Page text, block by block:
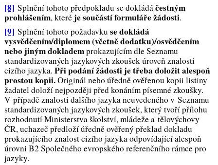
[8] Splnění tohoto předpokladu se dokládáčestným
prohlášením, které je součástí formuláře žádosti.
[9] Splnění tohoto požadavku se dokládá
vysvědčením/diplomem (včetně dodatku)/osvědčením
nebo jiným doklademprokazujícím dle Seznamu
standardizovaných jazykových zkoušek úroveň znalosti
cizího jazyka. Při podání žádosti je třeba doložit alespoň
prostou kopii.Originál nebo úředně ověřenou kopii listiny
žadatel doloží nejpozději před konáním písemné zkoušky.
V případě znalosti dalšího jazyka neuvedeného v Seznamu
standardizovaných jazykových zkoušek, který tvoří přílohu
rozhodnutí Ministerstva školství, mládeže a tělovýchovy
ČR, uchazeč předloží úředně ověřený překlad dokladu
prokazujícího znalost cizího jazyka odpovídající alespoň
úrovni B2 Společného evropského referenčního rámce pro
jazyky.